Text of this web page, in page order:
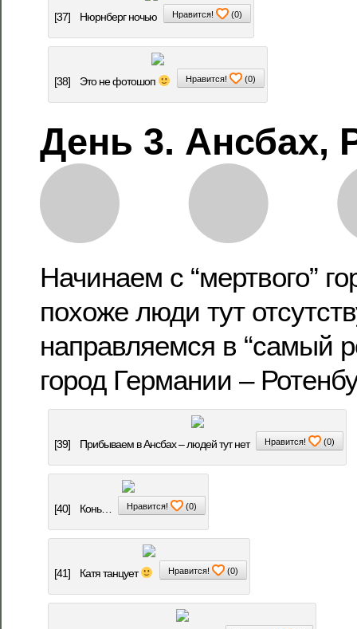
[37] Нюрнберг ночью Нравится! (0)
[38] Это не фотошоп Нравится! (0)
День 3. Ансбах,
Начинаем с “мертвого”
похоже люди тут
направляемся в “самый
город Германии –
[39] Прибываем в Ансбах – людей тут нет Нравится! (0)
[40] Конь… Нравится! (0)
[41] Катя танцует Нравится! (0)